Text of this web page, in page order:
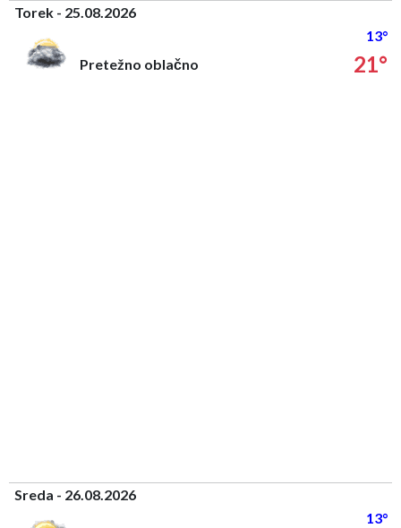
Torek - 25.08.2026
13°
Pretežno oblačno
21°
Sreda - 26.08.2026
13°